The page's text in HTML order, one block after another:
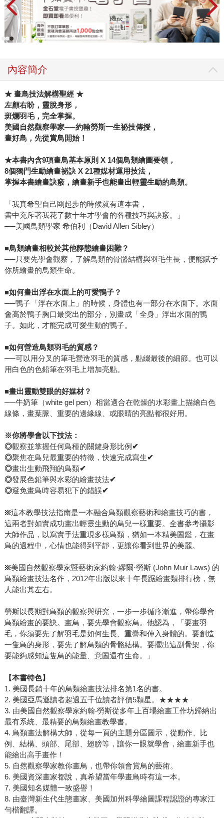
內容簡介
★ 畫鳥技法解構聖經 ★
左顧右盼，靈脫身形，
斑爛羽毛，完全掌握。
美國自然觀察學家──約翰勞斯一生祕技傳授，
畫好鳥，先從賞鳥開始！
★本書內含9項畫鳥基本原則 X 14個鳥類繪圖要領，
8個獨門生動繪畫祕訣 X 21種媒材運用技法，
掌握本書繪畫訣竅，繪畫新手也能畫出輕靈生動的鳥類。
「我真希望自己剛起步的時候就有這本書，
書中充斥著我花了數十年才學會的各種技巧與訣竅。」
──美國鳥類學家 希伯利（David Allen Sibley）
■鳥類繪畫相較於其他靜態繪畫困難？
──只要先學會觀察，了解鳥類的骨骼結構與羽毛生長，便能賦予
你所繪畫的鳥類生命。
■如何畫出浮在水面上的可愛鴨子？
──鴨子「浮在水面上」的時候，身體也有一部分在水面下。水面
會高於鴨子胸口最突出的部分，別畫成「全身」浮出水面的鴨
子。如此，才能完成可愛生動的鴨子。
■如何營造鳥類羽毛的質感？
──可以用分叉的筆毛營造羽毛的質感，點綴最後的細節。也可以
用白色的色鉛筆在羽毛上增加亮點。
■畫出靈動雙眼的好媒材？
──牛奶筆（white gel pen）相當適合在乾燥的水彩畫上描繪白色
線條，畫葉脈、重要的邊緣線、或眼睛的亮點都很好用。
※你將學會以下技法：
◎觀察並掌握任何鳥種的關鍵身形比例✔
◎聚焦在鳥兒最重要的特徵，快速完成寫生✔
◎畫出生動飛翔的鳥類✔
◎發展色鉛筆與水彩的繪畫技法✔
◎避免畫鳥時容易犯下的錯誤✔
※這本教學技法指南是一本融合鳥類觀察藝術和繪畫技巧的書，
這兩者對如實成功畫出輕靈生動的鳥兒一樣重要。全書參考攝影
大師作品，以寫實手法重現多樣鳥類，猶如一本精美圖鑑，在畫
鳥的過程中，心情也能得到平靜，更讓你看到世界的美麗。
※美國自然觀察學家暨藝術家約翰·繆爾·勞斯 (John Muir Laws) 的
鳥類繪畫技法名作，2012年出版以來十年長踞繪畫類排行榜，無
人能出其左右。
勞斯以長期對鳥類的觀察與研究，一步一步循序漸進，帶你學會
鳥類繪畫的要訣。畫鳥，要先學會觀察鳥。他認為，「要畫羽
毛，你須要先了解羽毛是如何生長、重疊和伸入身體的。要創造
一隻鳥的身形，要先了解鳥類的骨骼結構。要擺出這副骨架，你
要能夠感知這隻鳥的能量、意圖還有生命。」
【本書特色】
1. 美國長銷十年的鳥類繪畫技法排名第1名的書。
2. 美國亞馬遜讀者超過五千位讀者評價5顆星。★★★★
3. 由美國自然觀察學家約翰‧勞斯從多年上百場繪畫工作坊歸納出
最有系統、最精要的鳥類繪畫教學書。
4. 鳥類畫法解構大師，從每一頁的主題分區圖示，從動作、比
例、結構、頭部、尾部、翅膀等，讓你一眼就學會，繪畫新手也
能繪出高手畫作！
5. 自然觀察學家教你畫鳥，也帶你領會賞鳥的藝術。
6. 美國資深畫家都說，真希望當年學畫鳥時有這一本。
7. 美國知名媒體一致盛譽！
8. 由臺灣新生代生態畫家、美國加州科學繪圖課程認證的專家江
勻楷翻譯。